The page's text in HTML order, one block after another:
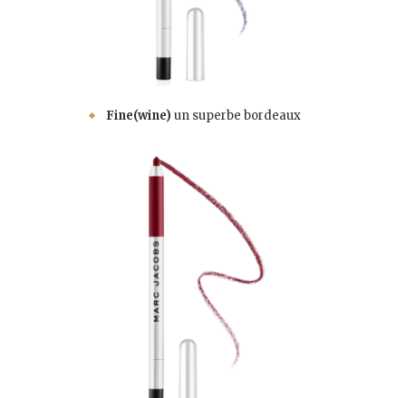
Fine(wine) un superbe bordeaux